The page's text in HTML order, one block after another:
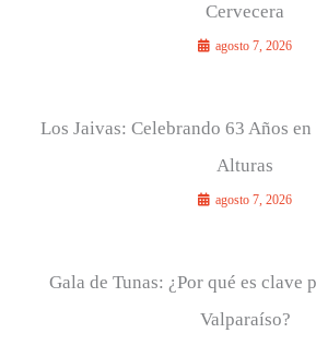
Cervecera
agosto 7, 2026
Los Jaivas: Celebrando 63 Años
Alturas
agosto 7, 2026
Gala de Tunas: ¿Por qué es clave
Valparaíso?